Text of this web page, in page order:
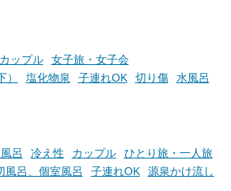
カップル
女子旅・女子会
塩化物泉 子連れOK 切り傷
水風呂
呂 冷え性 カップル
ひとり旅・一人旅
風呂、個室風呂 子連れOK 源泉かけ流し